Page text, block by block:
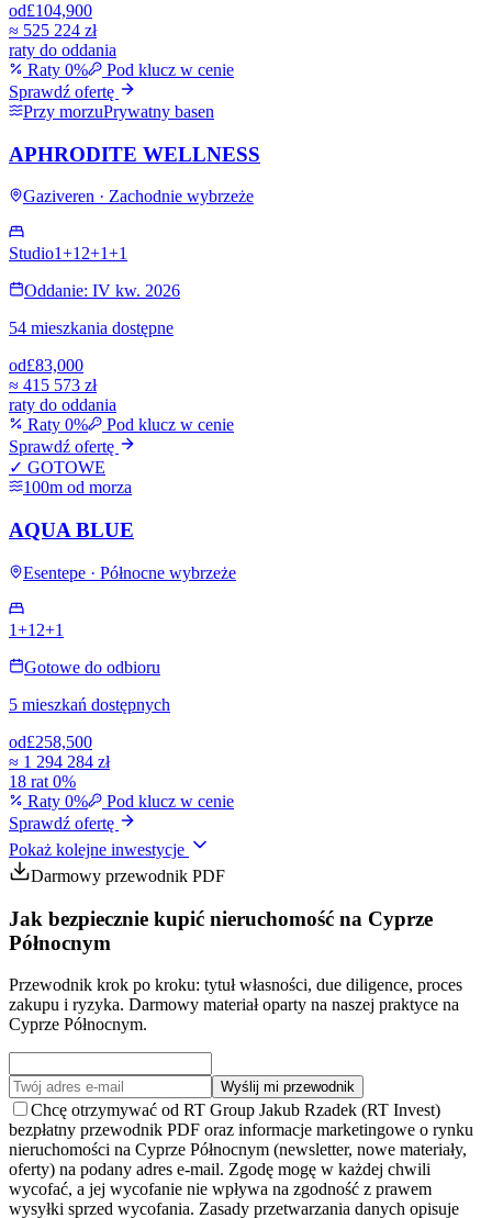
od£104,900
≈ 525 224 zł
raty do oddania
Raty 0%
Pod klucz w cenie
Sprawdź ofertę
Przy morzuPrywatny basen
APHRODITE WELLNESS
Gaziveren · Zachodnie wybrzeże
Studio1+12+1+1
Oddanie: IV kw. 2026
54 mieszkania dostępne
od£83,000
≈ 415 573 zł
raty do oddania
Raty 0%
Pod klucz w cenie
Sprawdź ofertę
✓ GOTOWE
100m od morza
AQUA BLUE
Esentepe · Północne wybrzeże
1+1 2+1
Gotowe do odbioru
5 mieszkań dostępnych
od£258,500
≈ 1 294 284 zł
18 rat 0%
Raty 0%
Pod klucz w cenie
Sprawdź ofertę
Pokaż kolejne inwestycje
Darmowy przewodnik PDF
Jak bezpiecznie kupić nieruchomość na Cyprze
Północnym
Przewodnik krok po kroku: tytuł własności, due diligence, proces
zakupu i ryzyka. Darmowy materiał oparty na naszej praktyce na
Cyprze Północnym.
Wyślij mi przewodnik
Chcę otrzymywać od RT Group Jakub Rzadek (RT Invest)
bezpłatny przewodnik PDF oraz informacje marketingowe o rynku
nieruchomości na Cyprze Północnym (newsletter, nowe materiały,
oferty) na podany adres e-mail. Zgodę mogę w każdej chwili
wycofać, a jej wycofanie nie wpływa na zgodność z prawem
wysyłki sprzed wycofania. Zasady przetwarzania danych opisuje